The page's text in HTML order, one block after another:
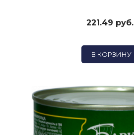
221.49 руб.
В КОРЗИНУ